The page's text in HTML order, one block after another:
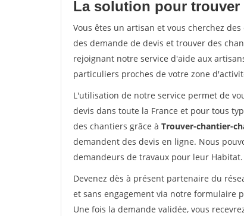
La solution pour trouver
Vous êtes un artisan et vous cherchez
des demande de devis et trouver des
rejoignant notre service d'aide aux
particuliers proches de votre zone
L'utilisation de notre service permet de
devis dans toute la France et pour tous
des chantiers grâce à Trouver-chantier-
demandent des devis en ligne. Nous
demandeurs de travaux pour leur Habitat.
Devenez dès à présent partenaire du
et sans engagement via notre formulaire
Une fois la demande validée, vous